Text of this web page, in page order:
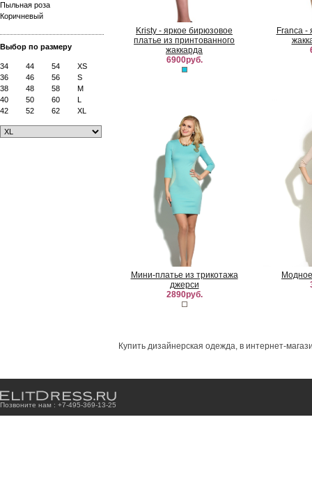
Пыльная роза
Коричневый
Выбор по размеру
34 44 54
XS
36
46 56
S
38
48 58
M
40
50 60
L
42
52 62 XL
Kristy - яркое бирюзовое
платье из принтованного
жаккарда
6900руб.
Franca -
Мини-платье из трикотажа
джерси
2890руб.
Купить дизайнерская одежда, в интернет-
Позвоните нам : +7-495-369-13-25